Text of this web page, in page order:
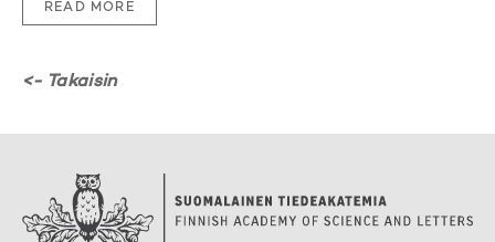
READ MORE
<- Takaisin